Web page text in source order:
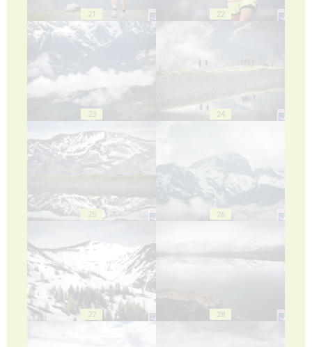
21 22
23 24
25 26
27 28